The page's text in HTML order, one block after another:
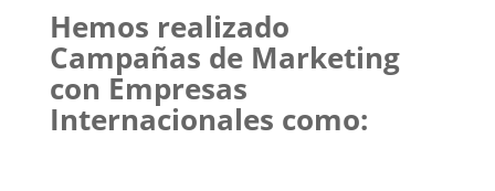
Hemos realizado
Campañas de Marketing
con Empresas
Internacionales como: